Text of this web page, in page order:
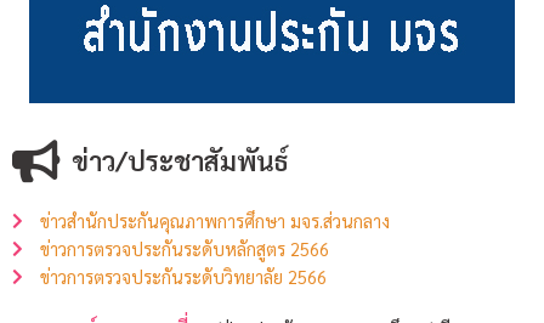
ข่าว/ประชาสัมพันธ์
ข่าวสำนักประกันคุณภาพการศึกษา มจร.ส่วนกลาง
ข่าวการตรวจประกันระดับหลักสูตร 2566
ข่าวการตรวจประกันระดับวิทยาลัย 2566